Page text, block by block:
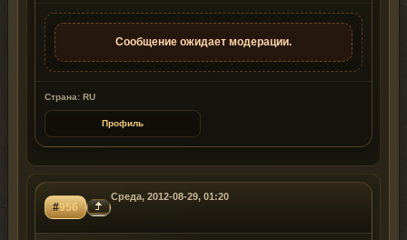
Сообщение ожидает модерации.
Страна: RU
Профиль
#956
Среда, 2012-08-29, 01:20